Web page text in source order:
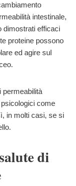
intestinale,
dimostrati efficaci
proteine possono
ed agire sul
permeabilità
come
in molti casi, se si
di